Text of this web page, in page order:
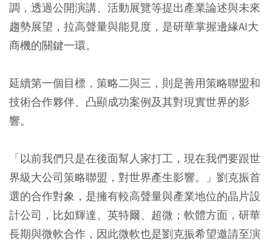
調，透過公開演講、活動展覽等提出產業論述與未來
趨勢展望，拉高聲量與能見度，是研華掌握邊緣AI大
商機的關鍵一環。
延續第一個目標，策略二與三，則是善用策略聯盟和
技術合作夥伴、凸顯成功案例及其對現實世界的影
響。
「以前我們只是在後面幫人家打工，現在我們要跟世
界級大公司策略聯盟，對世界產生影響。」劉克振首
選的合作對象，是擁有較高聲量與產業地位的晶片設
計公司，比如輝達、英特爾、超微；軟體方面，研華
長期與微軟合作，因此微軟也是劉克振希望邀請至演